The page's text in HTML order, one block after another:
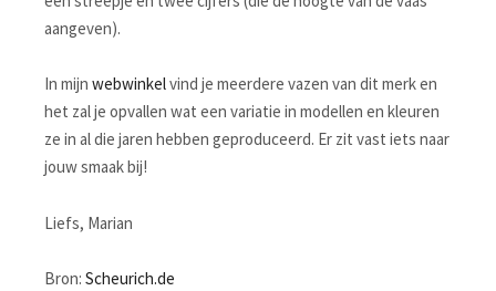
aangeven).
In mijn webwinkelvind je meerdere vazen van dit merk en
het zal je opvallen wat een variatie in modellen en kleuren
ze in al die jaren hebben geproduceerd. Er zit vast iets naar
jouw smaak bij!
Liefs, Marian
Bron: Scheurich.de